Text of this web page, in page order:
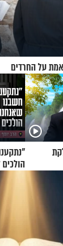
על החרדים